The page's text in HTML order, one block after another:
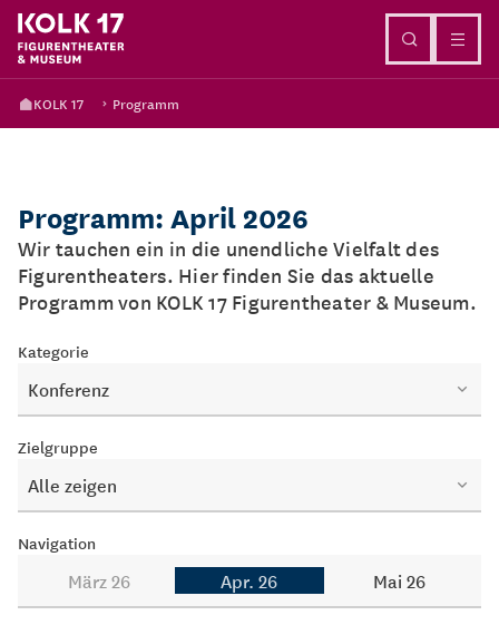
KOLK 17 Programm
Programm: April 2026
Wir tauchen ein in die unendliche Vielfalt des
Figurentheaters. Hier finden Sie das aktuelle
Programm von KOLK 17 Figurentheater & Museum.
Kategorie
Konferenz
Zielgruppe
Alle zeigen
Navigation
März 26 Apr. 26 Mai 26